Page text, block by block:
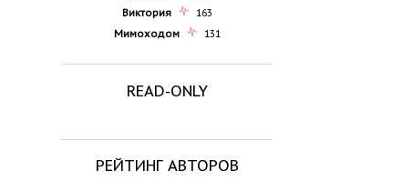
Виктория
163
Мимоходом
131
READ-ONLY
РЕЙТИНГ АВТОРОВ